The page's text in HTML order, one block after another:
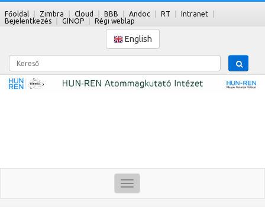
Főoldal Zimbra Cloud BBB Andoc RT
Intranet
Bejelentkezés
GINOP Régi weblap
English
Kereső
Toggle
navigation